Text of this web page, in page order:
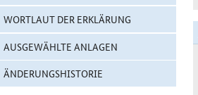
WORTLAUT DER ERKLÄRUNG
AUSGEWÄHLTE ANLAGEN
ÄNDERUNGSHISTORIE